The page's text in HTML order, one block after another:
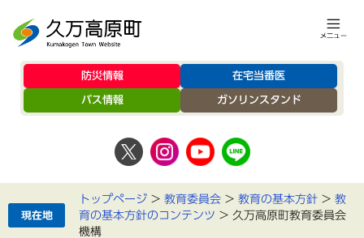
防災情報 在宅当番医
バス情報 ガソリンスタンド
トップページ > 教育委員会 > 教育の基本方針 > 教
育の基本方針のコンテンツ > 久万高原町教育委員会
機構